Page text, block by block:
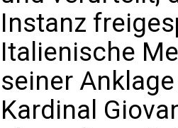
Instanz
Italienische
seiner
Kardinal